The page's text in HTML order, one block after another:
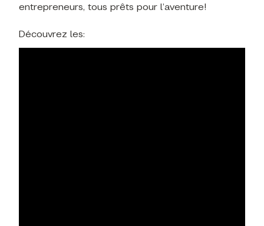
entrepreneurs, tous prêts pour l’aventure!
Découvrez les: